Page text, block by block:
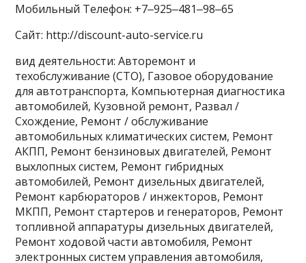
Мобильный Телефон: +7‒925‒481‒98‒65
Сайт: http://discount-auto-service.ru
вид деятельности: Авторемонт и
техобслуживание (СТО), Газовое оборудование
для автотранспорта, Компьютерная диагностика
автомобилей, Кузовной ремонт, Развал /
Схождение, Ремонт / обслуживание
автомобильных климатических систем, Ремонт
АКПП, Ремонт бензиновых двигателей, Ремонт
выхлопных систем, Ремонт гибридных
автомобилей, Ремонт дизельных двигателей,
Ремонт карбюраторов / инжекторов, Ремонт
МКПП, Ремонт стартеров и генераторов, Ремонт
топливной аппаратуры дизельных двигателей,
Ремонт ходовой части автомобиля, Ремонт
электронных систем управления автомобиля,